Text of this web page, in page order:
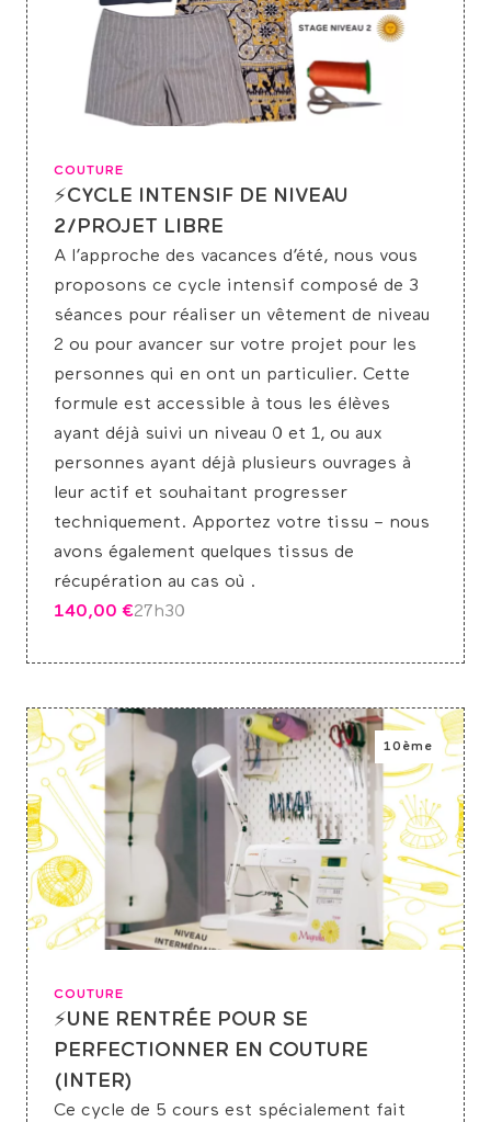
COUTURE
⚡CYCLE INTENSIF DE NIVEAU
2/PROJET LIBRE
A l’approche des vacances d’été, nous vous
proposons ce cycle intensif composé de 3
séances pour réaliser un vêtement de niveau
2 ou pour avancer sur votre projet pour les
personnes qui en ont un particulier. Cette
formule est accessible à tous les élèves
ayant déjà suivi un niveau 0 et 1, ou aux
personnes ayant déjà plusieurs ouvrages à
leur actif et souhaitant progresser
techniquement. Apportez votre tissu – nous
avons également quelques tissus de
récupération au cas où .
140,00 €27h30
10ème
COUTURE
⚡UNE RENTRÉE POUR SE
PERFECTIONNER EN COUTURE
(INTER)
Ce cycle de 5 cours est spécialement fait